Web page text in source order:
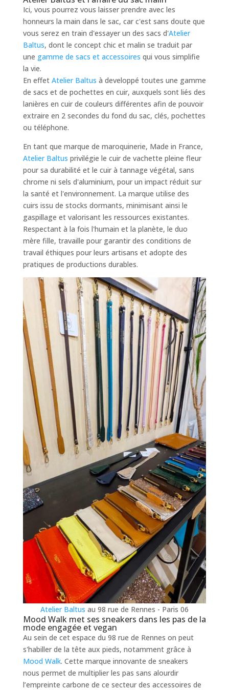
Ici, vous pourrez vous laisser prendre avec les
honneurs la main dans le sac, car c'est sans doute que
vous serez en train d'essayer un des sacs d'Atelier
Baltus, dont le concept chic et malin se traduit par
une gamme de sacs et accessoires qui vous simplifie
la vie.
En effet Atelier Baltus à developpé toutes une gamme
de sacs et de pochettes en cuir, auxquels sont liés des
lanières en cuir de couleurs différentes afin de pouvoir
extraire en 2 secondes du fond du sac, clés, pochettes
ou téléphone.
En tant que marque de maroquinerie, Made in France,
Atelier Baltus privilégie le cuir de vachette pleine fleur
pour sa durabilité et le cuir à tannage végétal, sans
chrome ni sels d'aluminium, pour un impact réduit sur
la santé et l'environnement. La marque utilise des
cuirs issu de stocks dormants, minimisant ainsi le
gaspillage et valorisant les ressources existantes.
Respectant à la fois l'humain et la planète, le duo
mère fille, travaille pour garantir des conditions de
travail éthiques pour leurs artisans et adopte des
pratiques de productions durables.
Atelier Baltus au 98 rue de Rennes - Paris 06
Mood Walk met ses sneakers dans les pas de la
mode engagée et vegan
Au sein de cet espace du 98 rue de Rennes on peut
s'habiller de la tête aux pieds, notamment grâce à
Mood Walk. Cette marque innovante de sneakers
nous permet de multiplier les pas sans alourdir
l’empreinte carbone de ce secteur des accessoires de